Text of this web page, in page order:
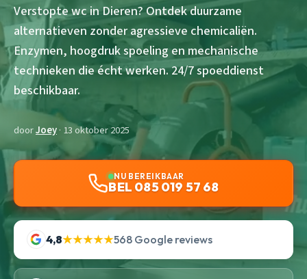
Verstopte wc in Dieren? Ontdek duurzame
alternatieven zonder agressieve chemicaliën.
Enzymen, hoogdruk spoeling en mechanische
technieken die écht werken. 24/7 spoeddienst
beschikbaar.
doorJoey· 13 oktober 2025
NU BEREIKBAAR
BEL 085 019 57 68
4,8★★★★★568 Google reviews